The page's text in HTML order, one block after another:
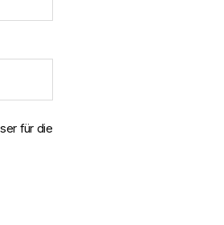
für die